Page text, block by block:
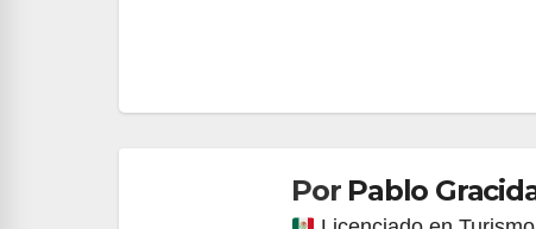
de
entradas
Por Pablo